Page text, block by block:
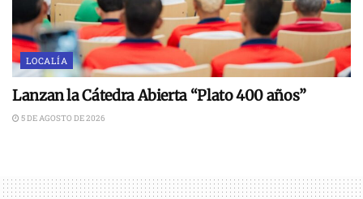
LOCALÍA
Lanzan la Cátedra Abierta “Plato 400 años”
5 DE AGOSTO DE 2026